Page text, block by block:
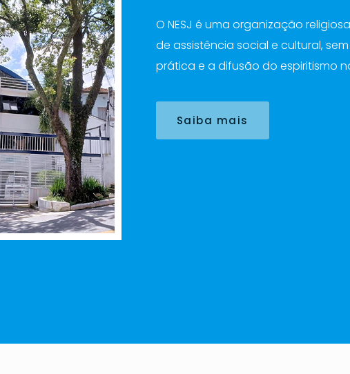
O NESJ é uma organização
de assistência social e cultural,
prática e a difusão do espiritismo
Saiba mais